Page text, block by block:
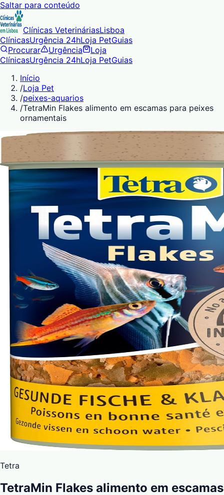
Saltar para conteúdo
Clínicas VeterináriasLisboa
ClínicasUrgência 24hLoja PetGuias
Procurar
Urgência
Loja
ClínicasUrgência 24hLoja PetGuias
Início
/Loja Pet
/peixes-aquarios
/TetraMin Flakes alimento em escamas para peixes
ornamentais
Tetra
TetraMin Flakes alimento em escamas